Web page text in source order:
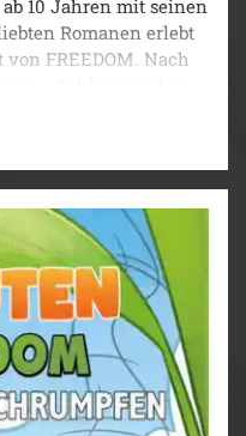
10 Jahren mit seinen
Romanen erlebt
FREEDOM. Nach
Schmeverest«,
Paluten nun am